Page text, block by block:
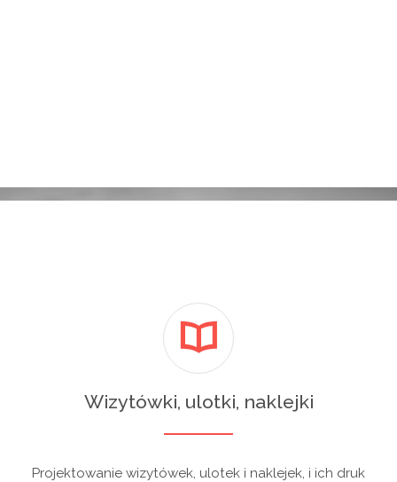
Wizytówki, ulotki, naklejki
Projektowanie wizytówek, ulotek i naklejek, i ich druk